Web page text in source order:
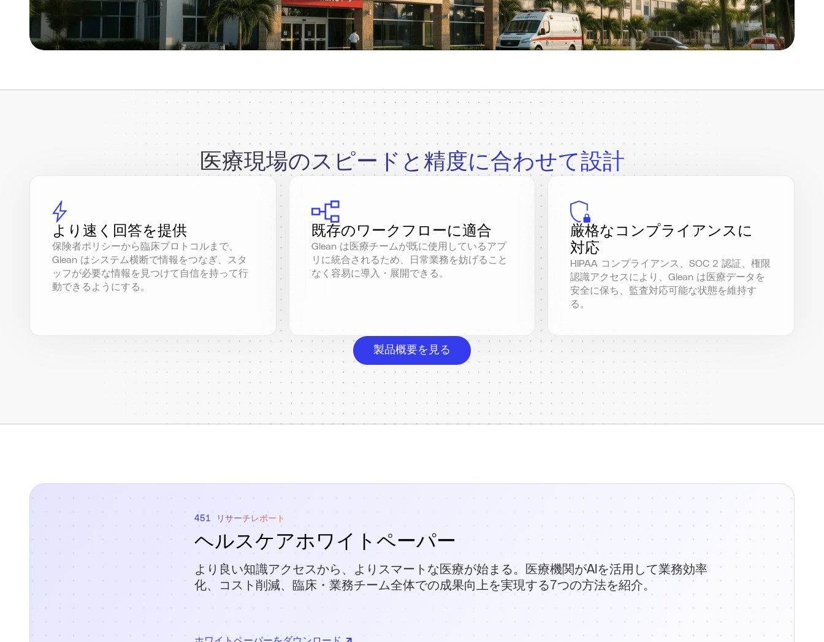
医療現場のスピードと精度に合わせて設計
より速く回答を提供
保険者ポリシーから臨床プロトコルまで、
Glean はシステム横断で情報をつなぎ、スタ
ッフが必要な情報を見つけて自信を持って行
動できるようにする。
既存のワークフローに適合
Glean は医療チームが既に使用しているアプ
リに統合されるため、日常業務を妨げること
なく容易に導入・展開できる。
厳格なコンプライアンスに
対応
HIPAA コンプライアンス、SOC 2 認証、権限
認識アクセスにより、Glean は医療データを
安全に保ち、監査対応可能な状態を維持す
る。
製品概要を見る
451 リサーチレポート
ヘルスケアホワイトペーパー
より良い知識アクセスから、よりスマートな医療が始まる。医療機関がAIを活用して業務効率
化、コスト削減、臨床・業務チーム全体での成果向上を実現する7つの方法を紹介。